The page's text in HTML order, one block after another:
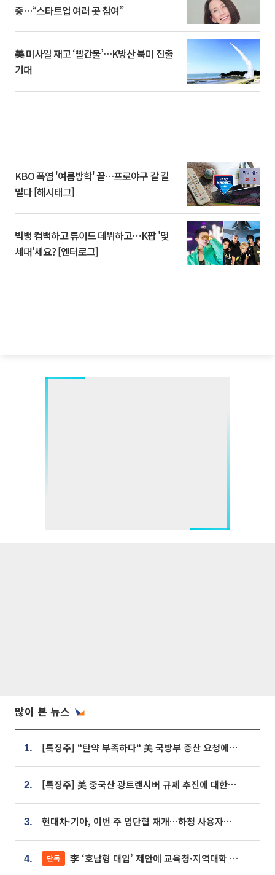
중…“스타트업 여러 곳 참여”
美 미사일 재고 ‘빨간불’…K방산 북미 진출
기대
KBO 폭염 '여름방학' 끝…프로야구 갈 길
멀다 [해시태그]
빅뱅 컴백하고 튜이드 데뷔하고⋯K팝 '몇
세대'세요? [엔터로그]
많이 본 뉴스
1. [특징주] “탄약 부족하다“ 美 국방부 증산 요청에⋯국내 방산주 급등세
2. [특징주] 美 중국산 광트랜시버 규제 추진에 대한광통신 등 광통신株 강세
3. 현대차·기아, 이번 주 임단협 재개…하청 사용자성 재심도 ‘변수’
4. 단독 李 ‘호남형 대입’ 제안에 교육청·지역대학 서·논술형 입시 연계 '착수'